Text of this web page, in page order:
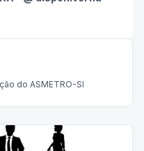
do ASMETRO-SI